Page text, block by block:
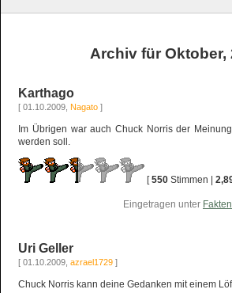
Archiv für Oktober,
Karthago
[ 01.10.2009,Nagato ]
Im Übrigen war auch Chuck Norris der
werden soll.
[550 Stimmen |
Eingetragen unter Fakten
Uri Geller
[ 01.10.2009,azrael1729 ]
Chuck Norris kann deine Gedanken mit einem